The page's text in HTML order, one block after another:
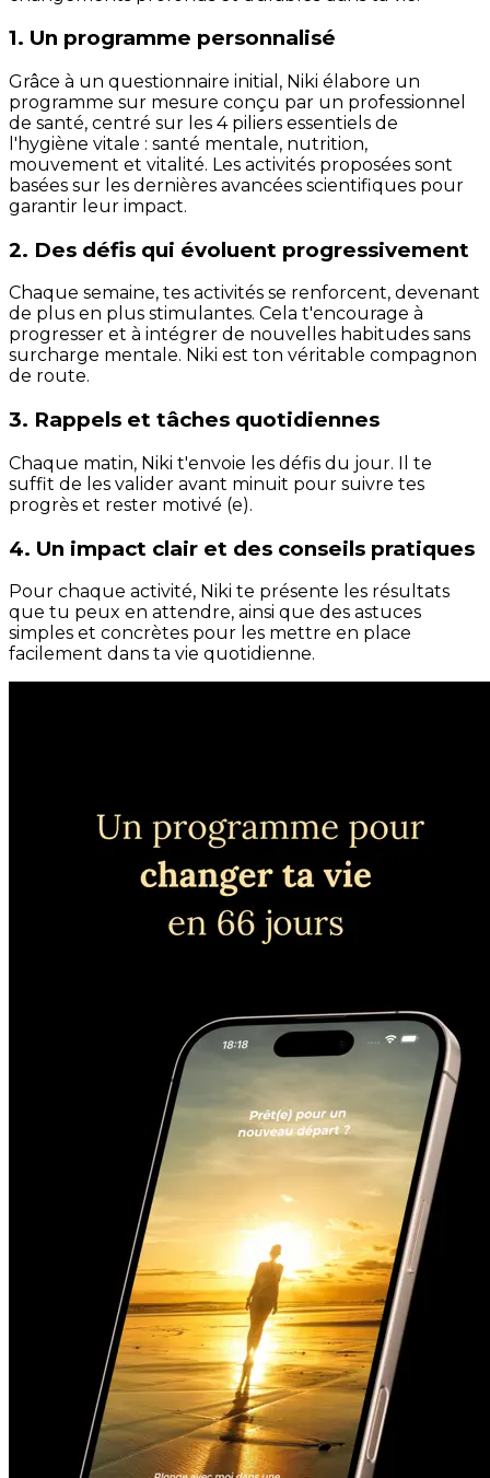
1. Un programme personnalisé
Grâce à un questionnaire initial, Niki élabore un
programme sur mesure conçu par un professionnel
de santé, centré sur les 4 piliers essentiels de
l'hygiène vitale : santé mentale, nutrition,
mouvement et vitalité. Les activités proposées sont
basées sur les dernières avancées scientifiques pour
garantir leur impact.
2. Des défis qui évoluent progressivement
Chaque semaine, tes activités se renforcent, devenant
de plus en plus stimulantes. Cela t'encourage à
progresser et à intégrer de nouvelles habitudes sans
surcharge mentale. Niki est ton véritable compagnon
de route.
3. Rappels et tâches quotidiennes
Chaque matin, Niki t'envoie les défis du jour. Il te
suffit de les valider avant minuit pour suivre tes
progrès et rester motivé (e).
4. Un impact clair et des conseils pratiques
Pour chaque activité, Niki te présente les résultats
que tu peux en attendre, ainsi que des astuces
simples et concrètes pour les mettre en place
facilement dans ta vie quotidienne.